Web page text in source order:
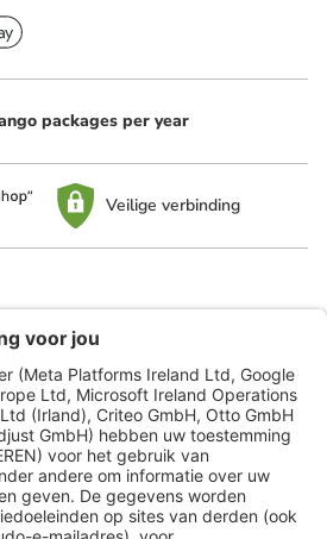
packages per year
Veilige verbinding